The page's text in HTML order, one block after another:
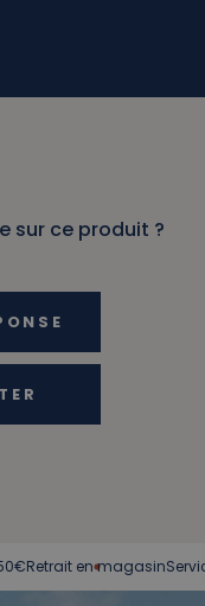
sur ce produit ?
magasinService client à